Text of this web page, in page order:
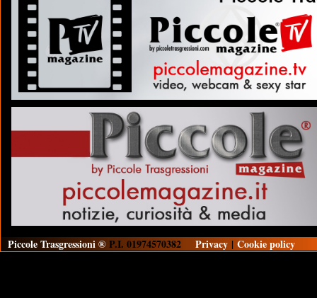
Piccole Trasgressioni ® P.I. 01974570382 Privacy | Cookie policy